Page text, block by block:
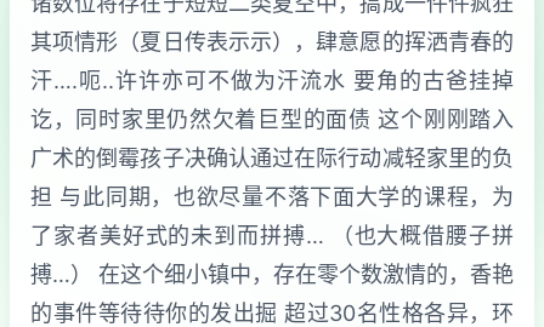
其项情形（夏日传表示示），肆意愿的挥洒青春的
汗….呃..许许亦可不做为汗流水 要角的古爸挂掉
讫，同时家里仍然欠着巨型的面债 这个刚刚踏入
广术的倒霉孩子决确认通过在际行动减轻家里的负
担 与此同期，也欲尽量不落下面大学的课程，为
了家者美好式的未到而拼搏… （也大概借腰子拼
搏…） 在这个细小镇中，存在零个数激情的，香艳
的事件等待待你的发出掘 超过30名性格各异，环